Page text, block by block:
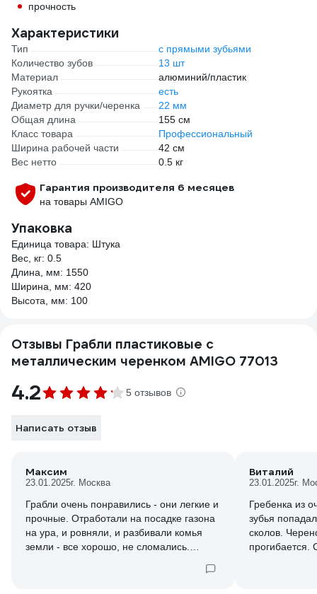
прочность
Характеристики
Тип
с прямыми зубьями
Количество зубов
13 шт
Материал
алюминий/пластик
Рукоятка
есть
Диаметр для ручки/черенка
22 мм
Общая длина
155 см
Класс товара
Профессиональный
Ширина рабочей части
42 см
Вес нетто
0.5 кг
Гарантия производителя 6 месяцев
на товары AMIGO
Упаковка
Единица товара: Штука
Вес, кг: 0.5
Длина, мм: 1550
Ширина, мм: 420
Высота, мм: 100
Отзывы Грабли пластиковые с
металлическим черенком AMIGO 77013
4.2 5 отзывов
Написать отзыв
Максим
23.01.2025г. Москва
Грабли очень понравились - они легкие и
прочные. Отработали на посадке газона
на ура, и ровняли, и разбивали комья
земли - все хорошо, не сломались.
Виталий
23.01.2025г.
Гребенка из
зубья
сколов.
прогибается.